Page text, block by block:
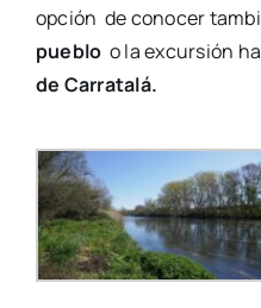
opción de conocer
pueblo o la excursión
de Carratalá.